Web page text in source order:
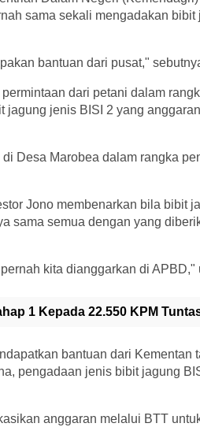
sama sekali mengadakan
bantuan dari pusat,"
dari petani dalam
jagung jenis BISI 2 yang
Desa Marobea dalam rangka
Jono membenarkan bila bibit
sama semua dengan yang
kita dianggarkan di APBD,"
1 Kepada 22.550 KPM
bantuan dari Kementan
pengadaan jenis bibit jagung
anggaran melalui BTT